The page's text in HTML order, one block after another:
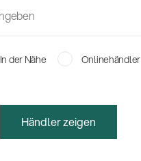
In der Nähe Onlinehändler
Händler zeigen